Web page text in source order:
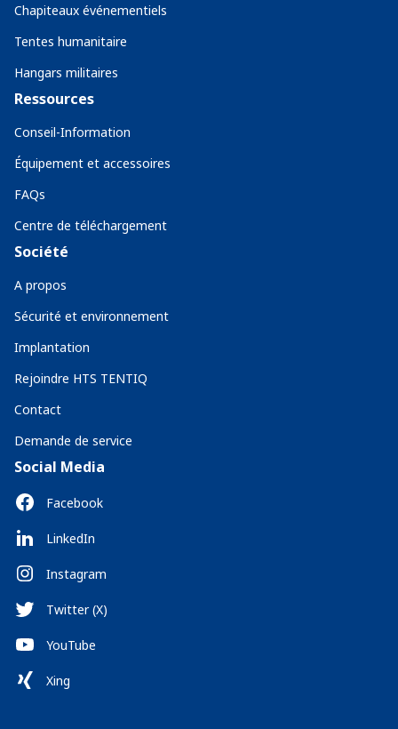
Chapiteaux événementiels
Tentes humanitaire
Hangars militaires
Ressources
Conseil-Information
Équipement et accessoires
FAQs
Centre de téléchargement
Société
A propos
Sécurité et environnement
Implantation
Rejoindre HTS TENTIQ
Contact
Demande de service
Social Media
Facebook
LinkedIn
Instagram
Twitter (X)
YouTube
Xing